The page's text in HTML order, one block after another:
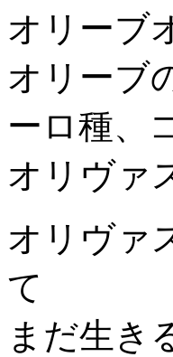
オリーブ
オリーブ
ーロ種、
オリヴァ
オリヴァ
て
まだ生き